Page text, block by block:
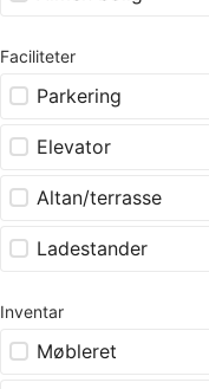
Faciliteter
Parkering
Elevator
Altan/terrasse
Ladestander
Inventar
Møbleret